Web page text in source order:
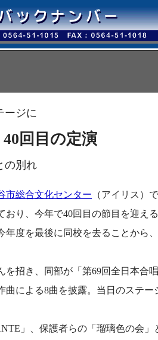
ージに
回目の定演
の別れ
市総合文化センター （アイリス）
り、今年で40回目の節目を迎え
度を最後に同校を去ることから
招き、同部が「第69回全日本合
による8曲を披露。当日のステー
」、保護者らの「瑠璃色の会」